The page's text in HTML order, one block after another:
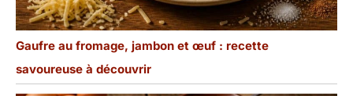
Gaufre au fromage, jambon et œuf : recette
savoureuse à découvrir